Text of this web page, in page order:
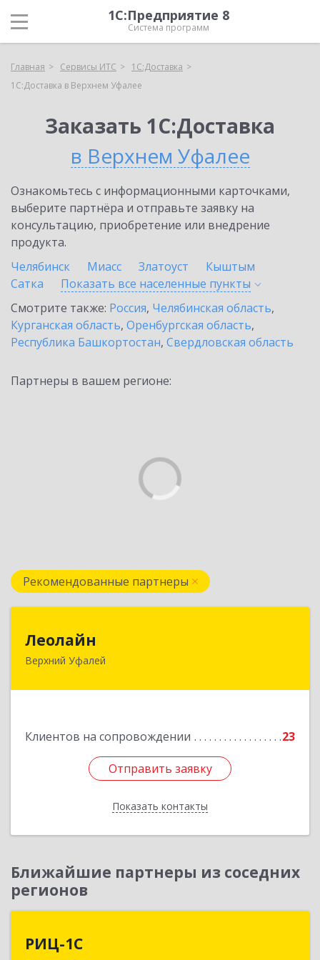
1С:Предприятие 8
Система программ
Главная Сервисы ИТС
1С:Доставка
1С:Доставка в Верхнем Уфалее
Заказать 1С:Доставка
в Верхнем Уфалее
Ознакомьтесь с информационными карточками,
выберите партнёра и отправьте заявку на
консультацию, приобретение или внедрение
продукта.
Челябинск
Миасс Златоуст
Кыштым
Сатка
Показать все населенные пункты
Смотрите также: Россия, Челябинская область,
Курганская область, Оренбургская область,
Республика Башкортостан, Свердловская область
Партнеры в вашем регионе:
Рекомендованные партнеры
Леолайн
Верхний Уфалей
Клиентов на сопровождении 23
Отправить заявку
Показать контакты
456800, Челябинская обл, Верхний Уфалей г,
Отправить заявку
Назад
Ближайшие партнеры из соседних
регионов
РИЦ-1С